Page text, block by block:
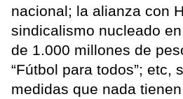
nacional; la alianza con
sindicalismo nucleado
de 1.000 millones de
“Fútbol para todos”; etc,
medidas que nada